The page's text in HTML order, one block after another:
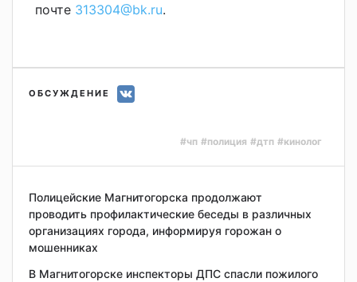
почте 313304@bk.ru.
ОБСУЖДЕНИЕ
#чп #полиция #дтп #кинолог
Полицейские Магнитогорска продолжают
проводить профилактические беседы в различных
организациях города, информируя горожан о
мошенниках
В Магнитогорске инспекторы ДПС спасли пожилого